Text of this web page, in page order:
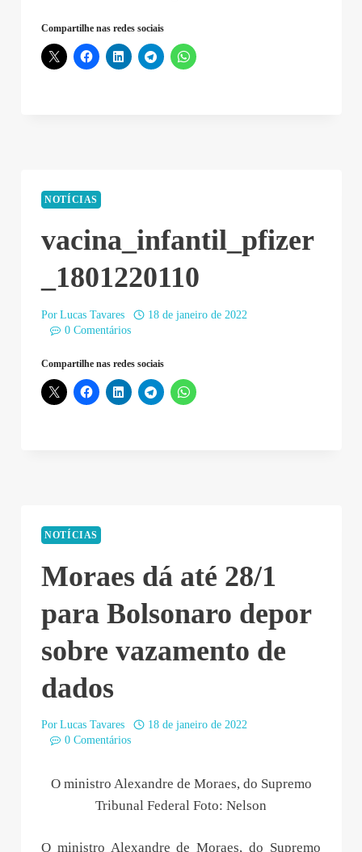
Compartilhe nas redes sociais
NOTÍCIAS
vacina_infantil_pfizer
_1801220110
Por Lucas Tavares
18 de janeiro de 2022
0 Comentários
Compartilhe nas redes sociais
NOTÍCIAS
Moraes dá até 28/1
para Bolsonaro depor
sobre vazamento de
dados
Por Lucas Tavares
18 de janeiro de 2022
0 Comentários
O ministro Alexandre de Moraes, do Supremo
Tribunal Federal Foto: Nelson
O ministro Alexandre de Moraes, do Supremo